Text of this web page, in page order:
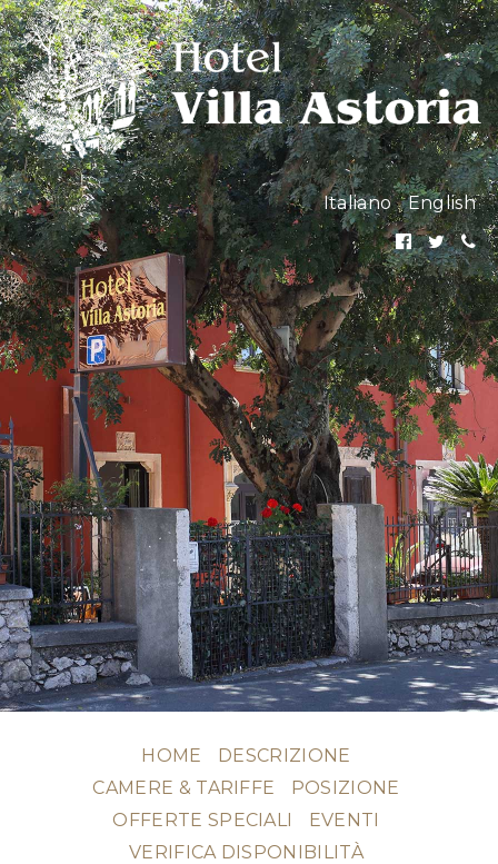
Italiano English
HOME
DESCRIZIONE
CAMERE & TARIFFE
POSIZIONE
OFFERTE SPECIALI
EVENTI
VERIFICA DISPONIBILITÀ